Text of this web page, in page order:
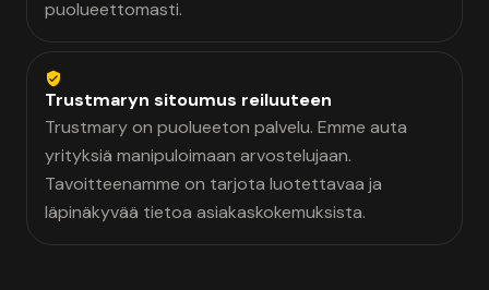
puolueettomasti.
Trustmaryn sitoumus reiluuteen
Trustmary on puolueeton palvelu. Emme auta
yrityksiä manipuloimaan arvostelujaan.
Tavoitteenamme on tarjota luotettavaa ja
läpinäkyvää tietoa asiakaskokemuksista.